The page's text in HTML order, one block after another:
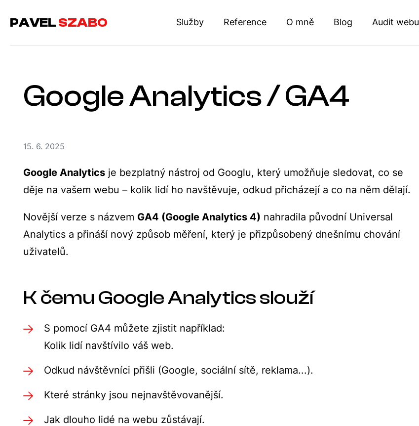
PAVEL SZABO Služby Reference O mně Blog Audit webu
Google Analytics / GA4
15. 6. 2025
Google Analytics je bezplatný nástroj od Googlu, který umožňuje sledovat, co se
děje na vašem webu – kolik lidí ho navštěvuje, odkud přicházejí a co na něm dělají.
Novější verze s názvem GA4 (Google Analytics 4) nahradila původní Universal
Analytics a přináší nový způsob měření, který je přizpůsobený dnešnímu chování
uživatelů.
K čemu Google Analytics slouží
S pomocí GA4 můžete zjistit například:
Kolik lidí navštívilo váš web.
Odkud návštěvníci přišli (Google, sociální sítě, reklama...).
Které stránky jsou nejnavštěvovanější.
Jak dlouho lidé na webu zůstávají.